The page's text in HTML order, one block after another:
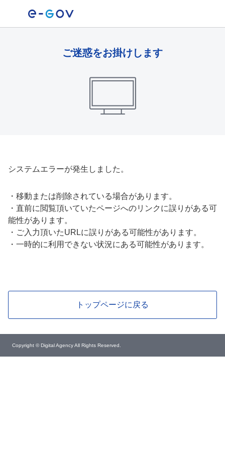
ご迷惑をお掛けします
システムエラーが発生しました。
・ 移動または削除されている場合があります。
・ 直前に閲覧頂いていたページへのリンクに誤りがある可
能性があります。
・ ご入力頂いたURLに誤りがある可能性があります。
・ 一時的に利用できない状況にある可能性があります。
トップページに戻る
Copyright © Digital Agency All Rights Reserved.